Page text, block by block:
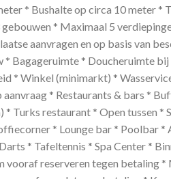
* Bushalte op circa 10 meter *
* Maximaal 5
aanvragen en op basis van
Bagageruimte * Doucheruimte
* Winkel (minimarkt) *
* Restaurants & bars *
Turks restaurant * Open tussen *
* Lounge bar * Poolbar *
* Tafeltennis * Spa Center *
vooraf reserveren tegen betaling *